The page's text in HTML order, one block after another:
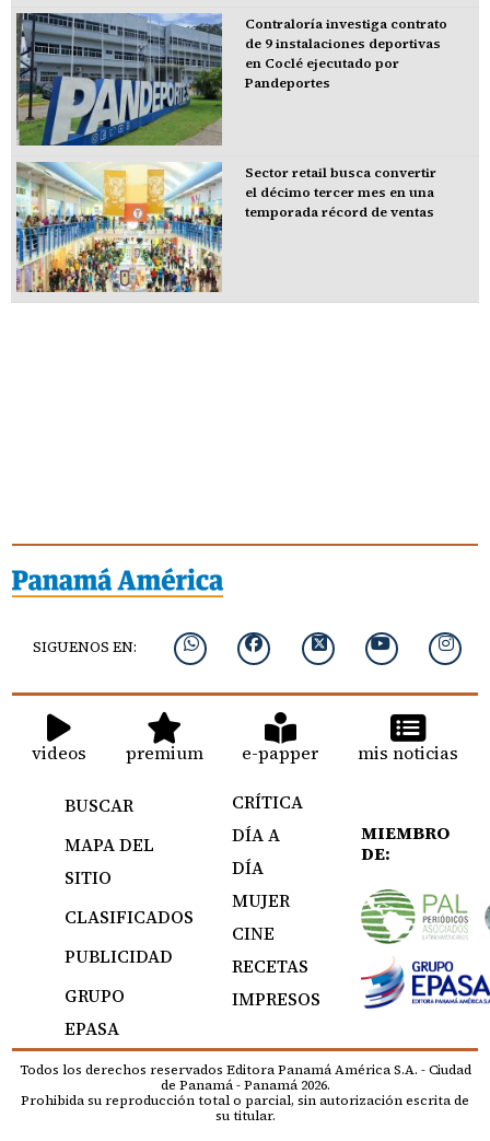
Contraloría investiga contrato
de 9 instalaciones deportivas
en Coclé ejecutado por
Pandeportes
Sector retail busca convertir
el décimo tercer mes en una
temporada récord de ventas
SIGUENOS EN:
videos premium e-papper mis noticias
BUSCAR
MAPA DEL
SITIO
CLASIFICADOS
PUBLICIDAD
GRUPO
EPASA
CRÍTICA
DÍA A
DÍA
MUJER
CINE
RECETAS
IMPRESOS
MIEMBRO
DE:
Todos los derechos reservados Editora Panamá América S.A. - Ciudad
de Panamá - Panamá 2026.
Prohibida su reproducción total o parcial, sin autorización escrita de
su titular.